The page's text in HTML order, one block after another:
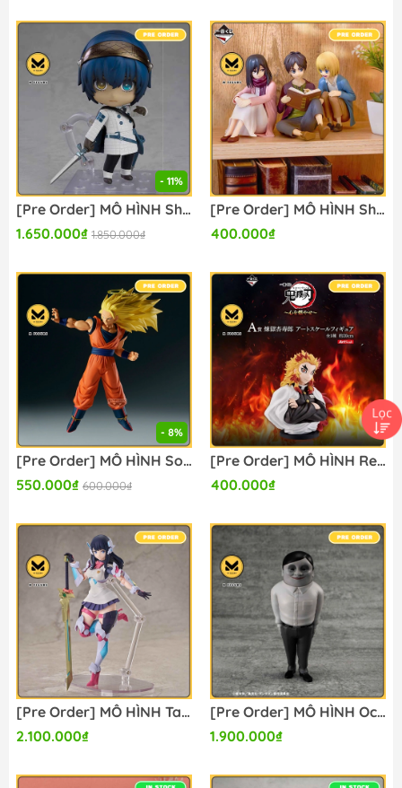
- 11%
[Pre Order] MÔ HÌNH Shujinkou - Joker - Metaphor: ReFantazio - Nendoroid (#2650) - Nendoroid Basic (Good Smile Company) FIGURE CHÍNH HÃNG
1.650.000₫ 1.850.000₫
[Pre Order] MÔ HÌNH Shingeki no Kyojin The Final Season - Mikasa Ackerman - Ichiban Kuji - Ichiban Kuji Shingeki no Kyojin ~Jinarashi~ (A Prize) - Kabe no Soto no Sekai (Bandai Spirits) FIGURE CHÍNH HÃNG
400.000₫
- 8%
[Pre Order] MÔ HÌNH Son Goku SSJ3 - Dragon Ball Z - Match Makers (Bandai Spirits) FIGURE CHÍNH HÃNG
550.000₫ 600.000₫
[Pre Order] MÔ HÌNH Rengoku Kyoujurou - Kimetsu no Yaiba - ArtScale - Bust - Ichiban Kuji (A Prize) (Bandai Spirits) FIGURE CHÍNH HÃNG
400.000₫
[Pre Order] MÔ HÌNH Takarada Rikka - Gridman Universe - Hyper x Body - GRID TECTOR Ver. (Good Smile Arts Shanghai, Good Smile Company) FIGURE CHÍNH HÃNG
2.100.000₫
[Pre Order] MÔ HÌNH Occultic Soft Vinyl Collection TV Anime "Dandadan" Serpo Alien Complete Figure(MegaHouse) FIGURE CHÍNH HÃNG
1.900.000₫